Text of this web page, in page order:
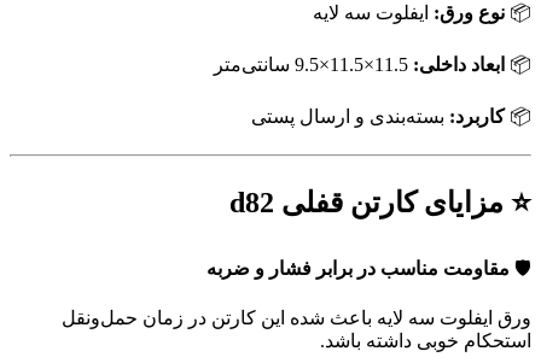
📦 نوع ورق: ایفلوت سه لایه
📦 ابعاد داخلی:
📦کاربرد: بسته‌بندی و ارسال پستی
⭐ مزایای کارتن قفلی d82
🛡 مقاومت مناسب در برابر فشار و ضربه
ورق ایفلوت سه لایه باعث شده این کارتن در زمان حمل‌ونقل
استحکام خوبی داشته باشد.